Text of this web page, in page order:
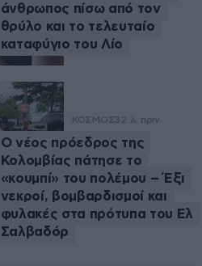
άνθρωπος πίσω από τον
θρύλο και το τελευταίο
καταφύγιο του Λίο
ΚΟΣΜΟΣ32 λ. πριν
Ο νέος πρόεδρος της
Κολομβίας πάτησε το
«κουμπί» του πολέμου – Έξι
νεκροί, βομβαρδισμοί και
φυλακές στα πρότυπα του Ελ
Σαλβαδόρ